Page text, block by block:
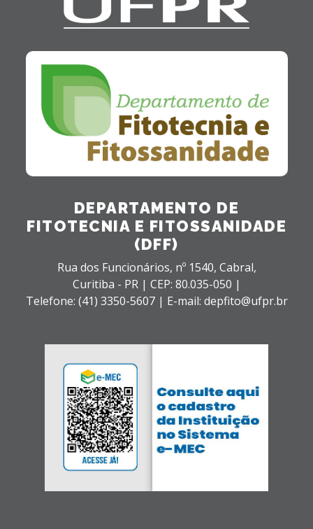
DEPARTAMENTO DE
FITOTECNIA E FITOSSANIDADE
(DFF)
Rua dos Funcionários, nº 1540, Cabral,
Curitiba - PR | CEP: 80.035-050 |
Telefone: (41) 3350-5607 | E-mail: depfito@ufpr.br